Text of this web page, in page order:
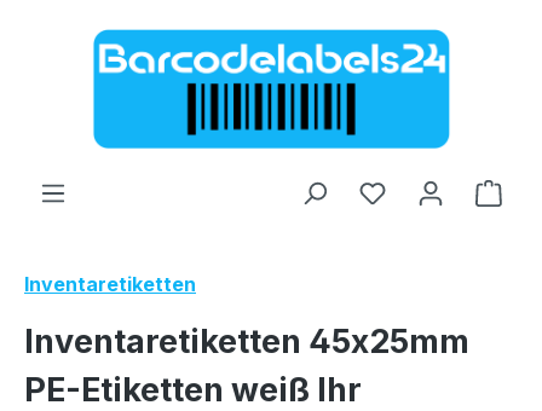
Zum Hauptinhalt springen
Inventaretiketten
Inventaretiketten 45x25mm
PE-Etiketten weiß Ihr